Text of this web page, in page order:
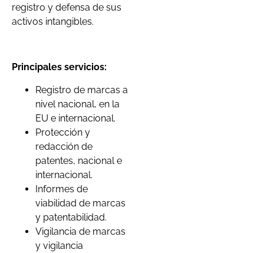
registro y defensa de sus
activos intangibles.
Principales servicios:
Registro de marcas a
nivel nacional, en la
EU e internacional.
Protección y
redacción de
patentes, nacional e
internacional.
Informes de
viabilidad de marcas
y patentabilidad.
Vigilancia de marcas
y vigilancia